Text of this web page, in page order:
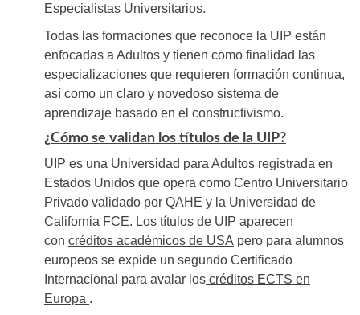
Especialistas Universitarios.
Todas las formaciones que reconoce la UIP están
enfocadas a Adultos y tienen como finalidad las
especializaciones que requieren formación continua,
así como un claro y novedoso sistema de
aprendizaje basado en el constructivismo.
¿Cómo se validan los títulos de la UIP?
UIP es una Universidad para Adultos registrada en
Estados Unidos que opera como Centro Universitario
Privado validado por QAHE y la Universidad de
California FCE. Los títulos de UIP aparecen
con créditos académicos de USA pero para alumnos
europeos se expide un segundo Certificado
Internacional para avalar los créditos ECTS en
Europa .